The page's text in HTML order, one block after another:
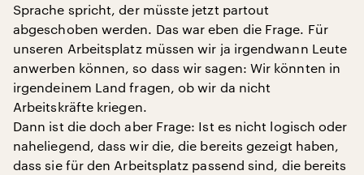
Sprache spricht, der müsste jetzt partout
abgeschoben werden. Das war eben die Frage. Für
unseren Arbeitsplatz müssen wir ja irgendwann Leute
anwerben können, so dass wir sagen: Wir könnten in
irgendeinem Land fragen, ob wir da nicht
Arbeitskräfte kriegen.
Dann ist die doch aber Frage: Ist es nicht logisch oder
naheliegend, dass wir die, die bereits gezeigt haben,
dass sie für den Arbeitsplatz passend sind, die bereits